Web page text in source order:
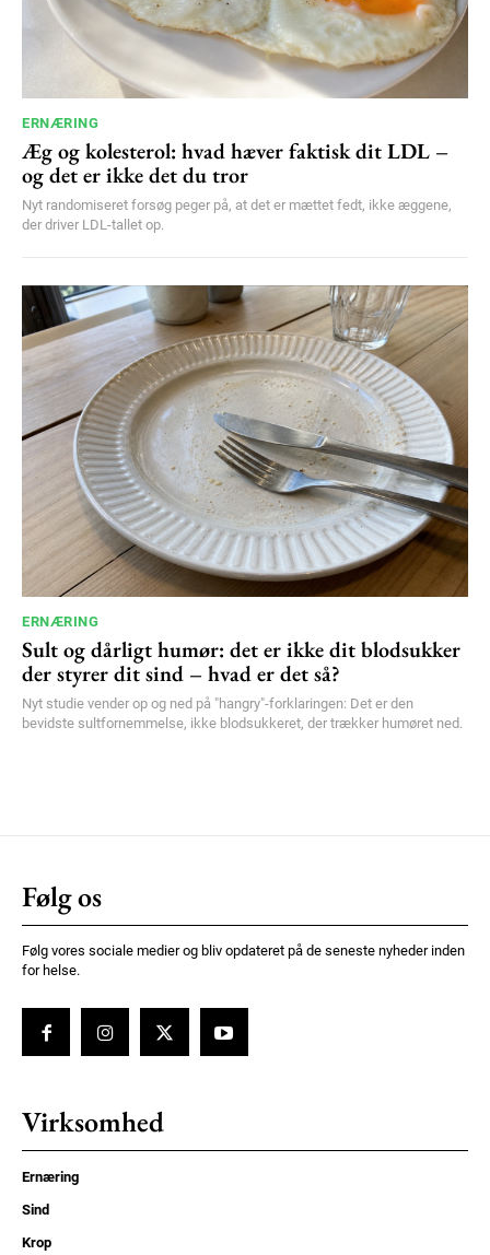
ERNÆRING
Æg og kolesterol: hvad hæver faktisk dit LDL –
og det er ikke det du tror
Nyt randomiseret forsøg peger på, at det er mættet fedt, ikke æggene,
der driver LDL-tallet op.
ERNÆRING
Sult og dårligt humør: det er ikke dit blodsukker
der styrer dit sind – hvad er det så?
Nyt studie vender op og ned på "hangry"-forklaringen: Det er den
bevidste sultfornemmelse, ikke blodsukkeret, der trækker humøret ned.
Følg os
Følg vores sociale medier og bliv opdateret på de seneste nyheder inden
for helse.
Virksomhed
Ernæring
Sind
Krop